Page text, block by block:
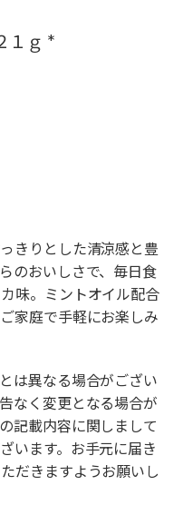
ｇ *
きりとした清涼感と豊
のおいしさで、毎日食
味。ミントオイル配合
家庭で手軽にお楽しみ
は異なる場合がござい
なく変更となる場合が
記載内容に関しまして
います。お手元に届き
だきますようお願いし